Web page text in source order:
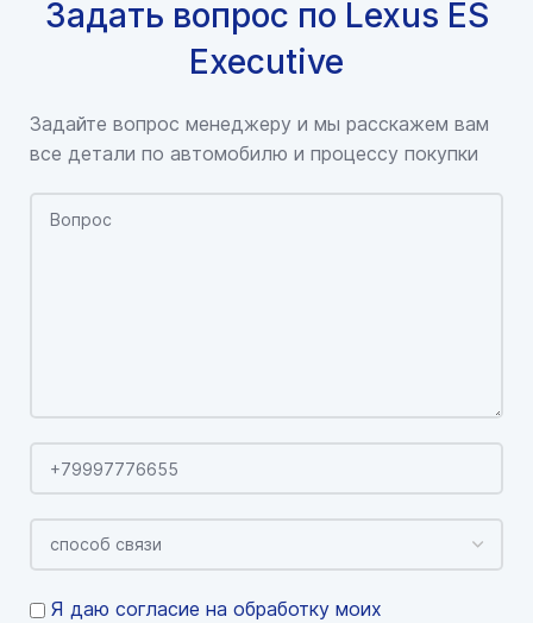
Задать вопрос по Lexus ES
Executive
Задайте вопрос менеджеру и мы расскажем вам
все детали по автомобилю и процессу покупки
Я даю согласие на обработку моих